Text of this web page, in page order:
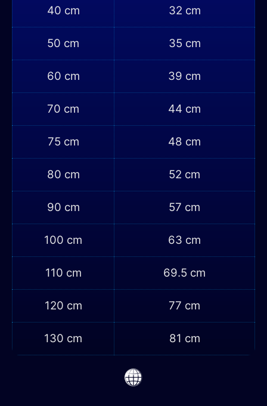
40 cm 32 cm
50 cm 35 cm
60 cm 39 cm
70 cm 44 cm
75 cm 48 cm
80 cm 52 cm
90 cm 57 cm
100 cm 63 cm
110 cm 69.5 cm
120 cm 77 cm
130 cm 81 cm